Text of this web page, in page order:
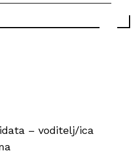
– voditelj/ica